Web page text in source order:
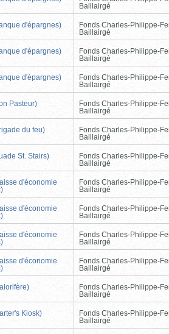
Baillairgé
d'épargnes)
Fonds Charles-Philippe-
Baillairgé
d'épargnes)
Fonds Charles-Philippe-
Baillairgé
d'épargnes)
Fonds Charles-Philippe-
Baillairgé
Pasteur)
Fonds Charles-Philippe-
Baillairgé
du feu)
Fonds Charles-Philippe-
Baillairgé
St. Stairs)
Fonds Charles-Philippe-
Baillairgé
d'économie
Fonds Charles-Philippe-
Baillairgé
d'économie
Fonds Charles-Philippe-
Baillairgé
d'économie
Fonds Charles-Philippe-
Baillairgé
d'économie
Fonds Charles-Philippe-
Baillairgé
Fonds Charles-Philippe-
Baillairgé
Kiosk)
Fonds Charles-Philippe-
Baillairgé